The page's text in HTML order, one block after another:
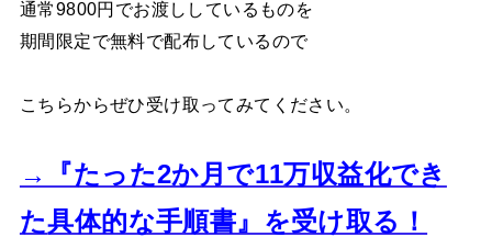
通常9800円でお渡ししているものを
期間限定で無料で配布しているので
こちらからぜひ受け取ってみてください。
→『たった2か月で11万収益化でき
た具体的な手順書』を受け取る！